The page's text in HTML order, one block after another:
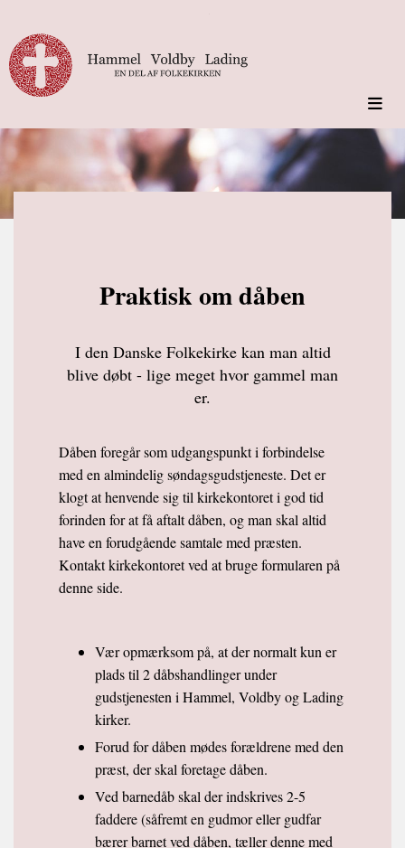
Praktisk om dåben
I den Danske Folkekirke kan man altid
blive døbt - lige meget hvor gammel man
er.
Dåben foregår som udgangspunkt i forbindelse
med en almindelig søndagsgudstjeneste. Det er
klogt at henvende sig til kirkekontoret i god tid
forinden for at få aftalt dåben, og man skal altid
have en forudgående samtale med præsten.
Kontakt kirkekontoret ved at bruge formularen på
denne side.
Vær opmærksom på, at der normalt kun er
plads til 2 dåbshandlinger under
gudstjenesten i Hammel, Voldby og Lading
kirker.
Forud for dåben mødes forældrene med den
præst, der skal foretage dåben.
Ved barnedåb skal der indskrives 2-5
faddere (såfremt en gudmor eller gudfar
bærer barnet ved dåben, tæller denne med